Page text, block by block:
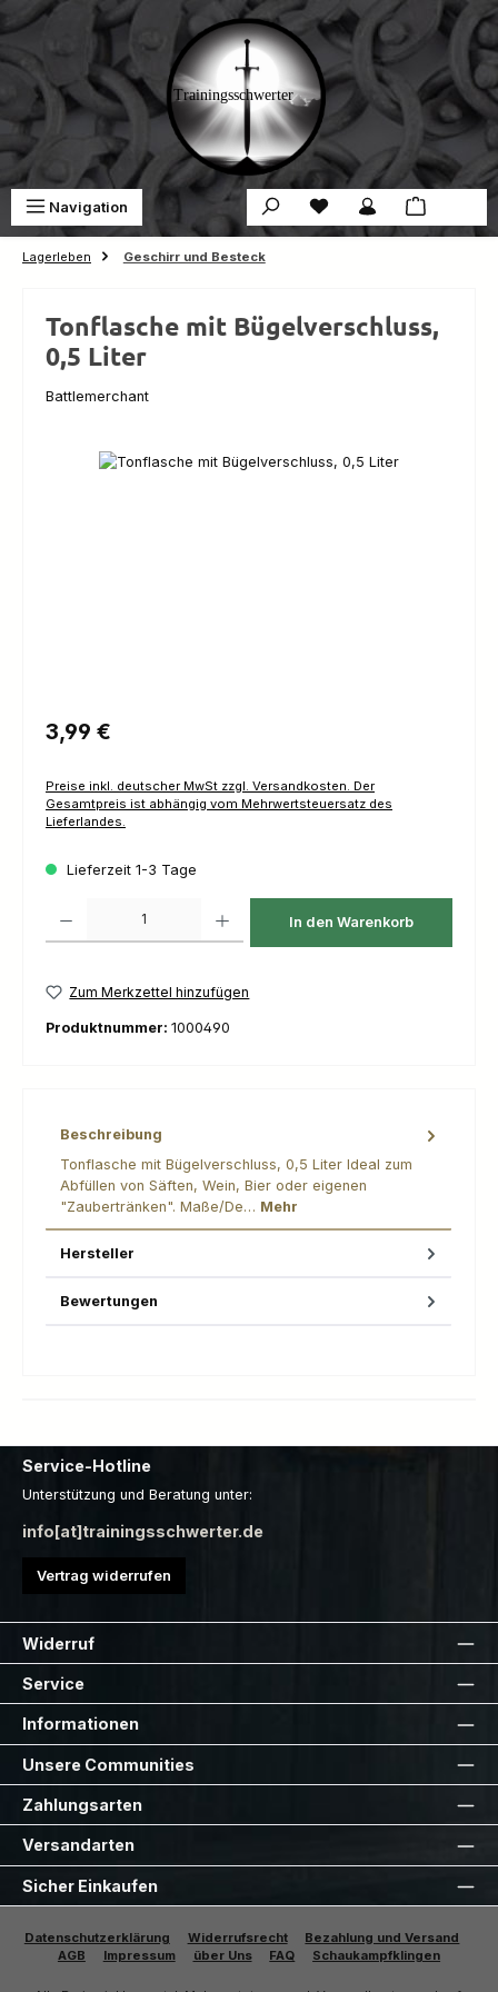
Zum Hauptinhalt springen
Navigation Du hast 0 Produkte auf
Lagerleben Geschirr und Besteck
Tonflasche mit Bügelverschluss,
0,5 Liter
Battlemerchant
Bildergalerie überspringen
Regulärer Preis:
3,99 €
Preise inkl. deutscher MwSt zzgl. Versandkosten. Der
Gesamtpreis ist abhängig vom Mehrwertsteuersatz des
Lieferlandes.
Lieferzeit 1-3 Tage
In den Warenkorb
Zum Merkzettel hinzufügen
Produktnummer: 1000490
Beschreibung
Tonflasche mit Bügelverschluss, 0,5 Liter Ideal zum
Abfüllen von Säften, Wein, Bier oder eigenen
"Zaubertränken". Maße/De… Mehr
Hersteller
Bewertungen
Service-Hotline
Unterstützung und Beratung unter:
info[at]trainingsschwerter.de
Vertrag widerrufen
Widerruf
Service
Informationen
Unsere Communities
Zahlungsarten
Versandarten
Sicher Einkaufen
Datenschutzerklärung Widerrufsrecht
Bezahlung und Versand
AGB
Impressum über Uns FAQ Schaukampfklingen